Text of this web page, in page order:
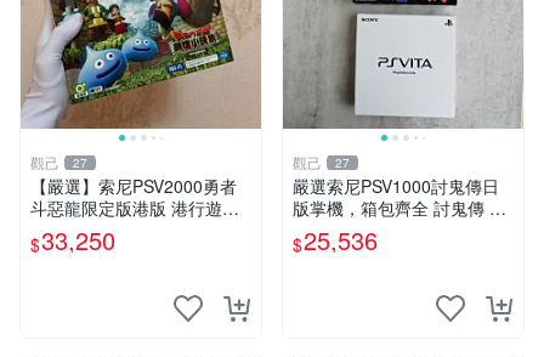
觀己 27
【嚴選】索尼PSV2000勇者
斗惡龍限定版港版 港行遊戲
機 盒包未拆 全新耳塞未開封
收藏佳品 PSV2000 勇者鬥惡
$33,250
觀己 27
嚴選索尼PSV1000討鬼傳日
版掌機，箱包齊全 討鬼傳 PS
V1000 索尼掌機 PSV1000 討
鬼傳 日版 討鬼傳 限定版 PSV
$25,536